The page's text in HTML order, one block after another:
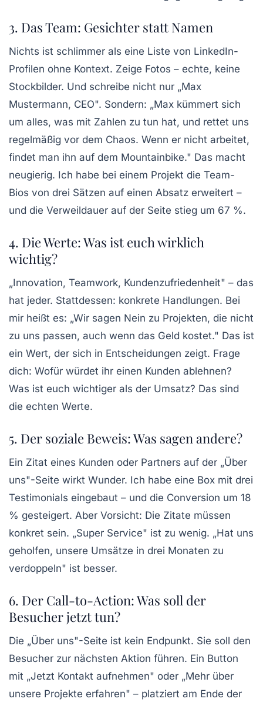
3. Das Team: Gesichter statt Namen
Nichts ist schlimmer als eine Liste von LinkedIn-
Profilen ohne Kontext. Zeige Fotos – echte, keine
Stockbilder. Und schreibe nicht nur „Max
Mustermann, CEO". Sondern: „Max kümmert sich
um alles, was mit Zahlen zu tun hat, und rettet uns
regelmäßig vor dem Chaos. Wenn er nicht arbeitet,
findet man ihn auf dem Mountainbike." Das macht
neugierig. Ich habe bei einem Projekt die Team-
Bios von drei Sätzen auf einen Absatz erweitert –
und die Verweildauer auf der Seite stieg um 67 %.
4. Die Werte: Was ist euch wirklich
wichtig?
„Innovation, Teamwork, Kundenzufriedenheit" – das
hat jeder. Stattdessen: konkrete Handlungen. Bei
mir heißt es: „Wir sagen Nein zu Projekten, die nicht
zu uns passen, auch wenn das Geld kostet." Das ist
ein Wert, der sich in Entscheidungen zeigt. Frage
dich: Wofür würdet ihr einen Kunden ablehnen?
Was ist euch wichtiger als der Umsatz? Das sind
die echten Werte.
5. Der soziale Beweis: Was sagen andere?
Ein Zitat eines Kunden oder Partners auf der „Über
uns"-Seite wirkt Wunder. Ich habe eine Box mit drei
Testimonials eingebaut – und die Conversion um 18
% gesteigert. Aber Vorsicht: Die Zitate müssen
konkret sein. „Super Service" ist zu wenig. „Hat uns
geholfen, unsere Umsätze in drei Monaten zu
verdoppeln" ist besser.
6. Der Call-to-Action: Was soll der
Besucher jetzt tun?
Die „Über uns"-Seite ist kein Endpunkt. Sie soll den
Besucher zur nächsten Aktion führen. Ein Button
mit „Jetzt Kontakt aufnehmen" oder „Mehr über
unsere Projekte erfahren" – platziert am Ende der